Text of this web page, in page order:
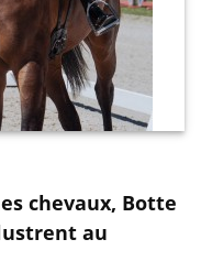
chevaux, Botte
au